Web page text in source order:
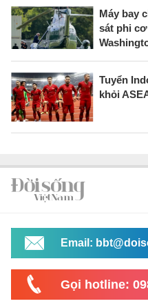
Máy bay
sát phi
Tuyển
khỏi
Email:
Gọi hotline: